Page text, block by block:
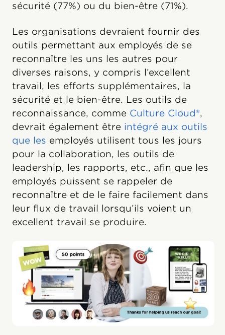
sécurité (77%) ou du bien-être (71%).
Les organisations devraient fournir des
outils permettant aux employés de se
reconnaître les uns les autres pour
diverses raisons, y compris l’excellent
travail, les efforts supplémentaires, la
sécurité et le bien-être. Les outils de
reconnaissance, comme Culture Cloud®,
devrait également être intégré aux outils
que les employés utilisent tous les jours
pour la collaboration, les outils de
leadership, les rapports, etc., afin que les
employés puissent se rappeler de
reconnaître et de le faire facilement dans
leur flux de travail lorsqu’ils voient un
excellent travail se produire.